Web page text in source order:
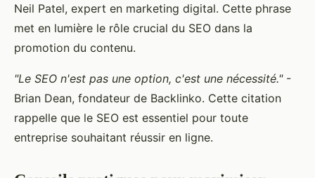
Neil Patel, expert en marketing digital. Cette phrase
met en lumière le rôle crucial du SEO dans la
promotion du contenu.
"Le SEO n'est pas une option, c'est une nécessité."-
Brian Dean, fondateur de Backlinko. Cette citation
rappelle que le SEO est essentiel pour toute
entreprise souhaitant réussir en ligne.